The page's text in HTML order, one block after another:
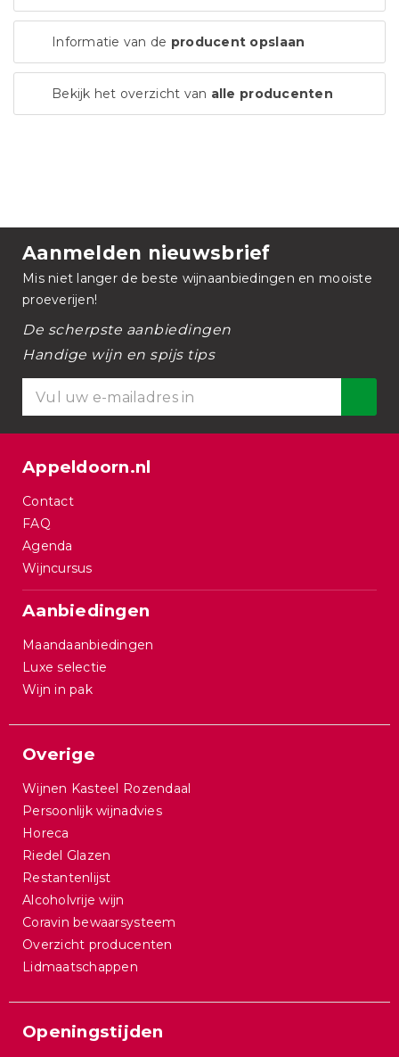
Informatie van de producent opslaan
Bekijk het overzicht van alle producenten
Aanmelden nieuwsbrief
Mis niet langer de beste wijnaanbiedingen en mooiste
proeverijen!
De scherpste aanbiedingen
Handige wijn en spijs tips
Appeldoorn.nl
Contact
FAQ
Agenda
Wijncursus
Aanbiedingen
Maandaanbiedingen
Luxe selectie
Wijn in pak
Overige
Wijnen Kasteel Rozendaal
Persoonlijk wijnadvies
Horeca
Riedel Glazen
Restantenlijst
Alcoholvrije wijn
Coravin bewaarsysteem
Overzicht producenten
Lidmaatschappen
Openingstijden